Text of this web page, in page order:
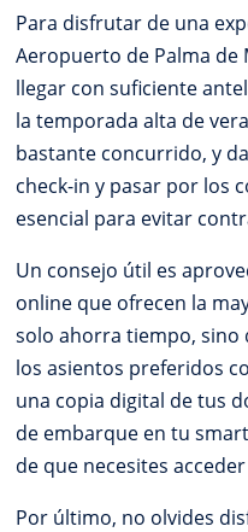
Para disfrutar de una
Aeropuerto de Palma de
llegar con suficiente
la temporada alta de
bastante concurrido, y
check-in y pasar por los
esencial para evitar
Un consejo útil es
online que ofrecen la
solo ahorra tiempo,
los asientos preferidos
una copia digital de tus
de embarque en tu
de que necesites
Por último, no olvides